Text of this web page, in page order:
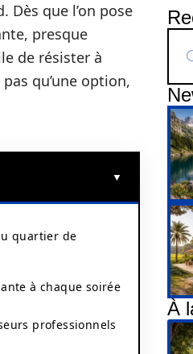
Dès que l’on pose
presque
de résister à
pas qu’une option,
quartier de
à chaque soirée
professionnels
À